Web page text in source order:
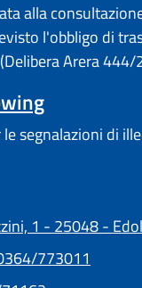
alla
l'obbligo di
Arera 444/
segnalazioni di
1 - 25048 -
773011